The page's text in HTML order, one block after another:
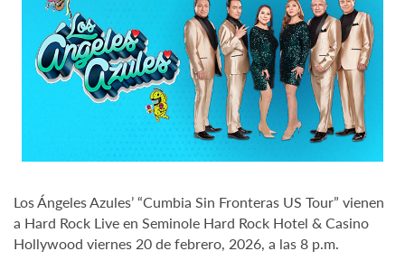
Los Ángeles Azules’ “Cumbia Sin Fronteras US Tour” vienen
a Hard Rock Live en Seminole Hard Rock Hotel & Casino
Hollywood viernes 20 de febrero, 2026, a las 8 p.m.